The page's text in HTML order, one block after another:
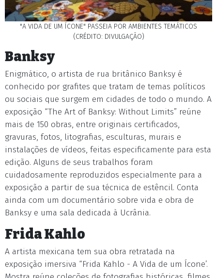
"A VIDA DE UM ÍCONE" PASSEIA POR AMBIENTES TEMÁTICOS
(CRÉDITO: DIVULGAÇÃO)
Banksy
Enigmático, o artista de rua britânico Banksy é
conhecido por grafites que tratam de temas políticos
ou sociais que surgem em cidades de todo o mundo. A
exposição “The Art of Banksy: Without Limits” reúne
mais de 150 obras, entre originais certificados,
gravuras, fotos, litografias, esculturas, murais e
instalações de vídeos, feitas especificamente para esta
edição. Alguns de seus trabalhos foram
cuidadosamente reproduzidos especialmente para a
exposição a partir de sua técnica de estêncil. Conta
ainda com um documentário sobre vida e obra de
Banksy e uma sala dedicada à Ucrânia.
Frida Kahlo
A artista mexicana tem sua obra retratada na
exposição imersiva “Frida Kahlo - A Vida de um Ícone’.